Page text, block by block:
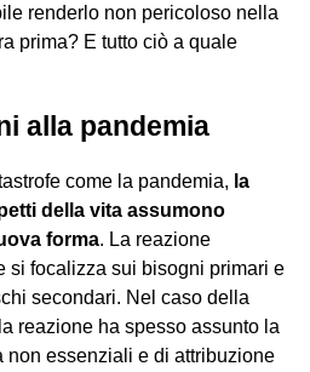
renderlo non pericoloso nella
prima? E tutto ciò a quale
alla pandemia
come la pandemia, la
della vita assumono
forma. La reazione
si focalizza sui bisogni primari e
secondari. Nel caso della
reazione ha spesso assunto la
non essenziali e di attribuzione